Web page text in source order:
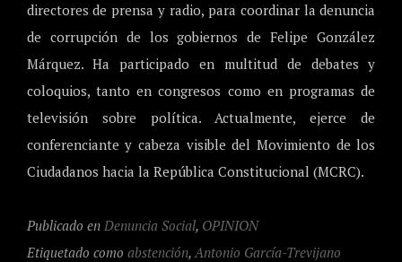
directores de prensa y radio, para coordinar la denuncia
de corrupción de los gobiernos de Felipe González
Márquez. Ha participado en multitud de debates y
coloquios, tanto en congresos como en programas de
televisión sobre política. Actualmente, ejerce de
conferenciante y cabeza visible del Movimiento de los
Ciudadanos hacia la República Constitucional (MCRC).
Publicado en Denuncia Social, OPINION
Etiquetado como abstención,Antonio García-Trevijano